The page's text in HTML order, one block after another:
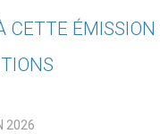
CETTE ÉMISSION
2026